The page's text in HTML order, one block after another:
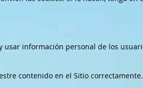
usar información personal de los
contenido en el Sitio correctamente.